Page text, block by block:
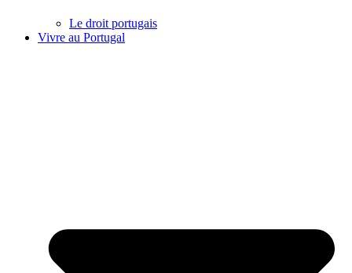
Le droit portugais
Vivre au Portugal